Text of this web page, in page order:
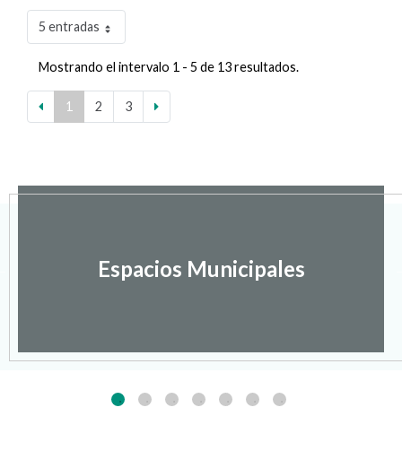
5 entradas
Mostrando el intervalo 1 - 5 de 13 resultados.
1 2 3
Espacios Municipales